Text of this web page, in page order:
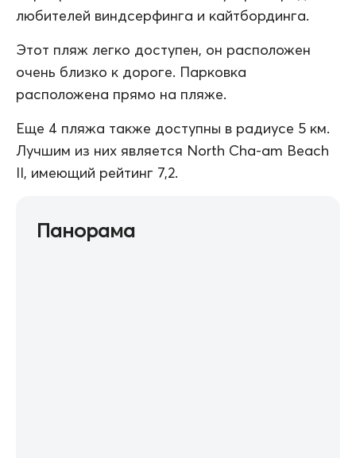
любителей виндсерфинга и кайтбординга.
Этот пляж легко доступен, он расположен
очень близко к дороге. Парковка
расположена прямо на пляже.
Еще 4 пляжа также доступны в радиусе 5 км.
Лучшим из них является North Cha-am Beach
II, имеющий рейтинг 7,2.
Панорама